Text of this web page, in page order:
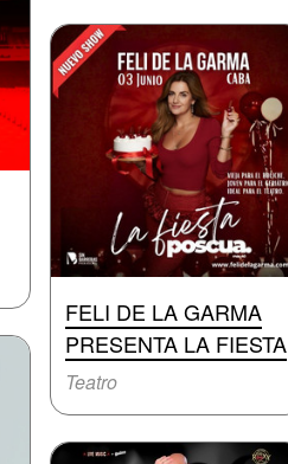
FELI DE LA GARMA
PRESENTA LA FIESTA
Teatro